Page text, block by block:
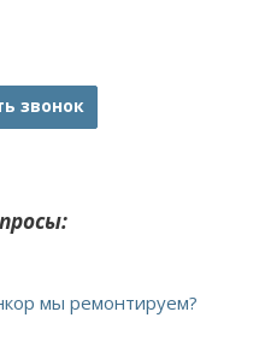
звонок
мы ремонтируем?